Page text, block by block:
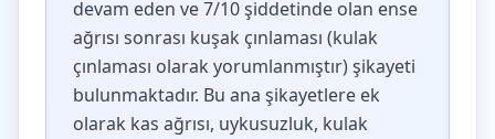
devam eden ve 7/10 şiddetinde olan ense
ağrısı sonrası kuşak çınlaması (kulak
çınlaması olarak yorumlanmıştır) şikayeti
bulunmaktadır. Bu ana şikayetlere ek
olarak kas ağrısı, uykusuzluk, kulak